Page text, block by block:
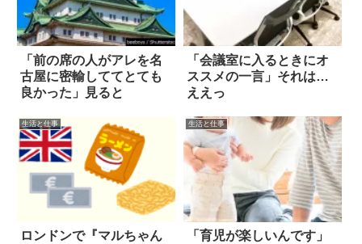
「前の席の人がアレを名
古屋に密輸しててとても
良かった」見ると
「会議室に入るときにオ
ススメの一言」それは…
ええっ
生活と仕事
ロンドンで『マルちゃん
生活と仕事
「育児が楽しいんです」